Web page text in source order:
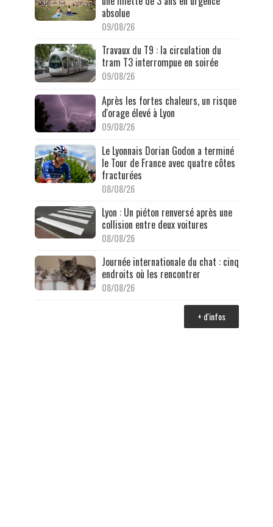
absolue
09/08/26
Travaux du T9 : la circulation du
tram T3 interrompue en soirée
09/08/26
Après les fortes chaleurs, un risque
d'orage élevé à Lyon
09/08/26
Le Lyonnais Dorian Godon a terminé
le Tour de France avec quatre côtes
fracturées
08/08/26
Lyon : Un piéton renversé après une
collision entre deux voitures
08/08/26
Journée internationale du chat : cinq
endroits où les rencontrer
08/08/26
+ d'infos